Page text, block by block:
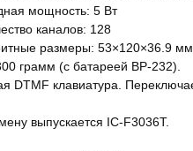
мощность: 5 Вт
каналов: 128
размеры: 53×120×36.9 мм.
грамм (с батареей BP-232).
DTMF клавиатура.
выпускается IC-F3036T.